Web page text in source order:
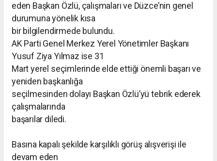
eden Başkan Özlü, çalışmaları ve Düzce’nin genel
durumuna yönelik kısa
bir bilgilendirmede bulundu.
AK Parti Genel Merkez Yerel Yönetimler Başkanı
Yusuf Ziya Yılmaz ise 31
Mart yerel seçimlerinde elde ettiği önemli başarı ve
yeniden başkanlığa
seçilmesinden dolayı Başkan Özlü’yü tebrik ederek
çalışmalarında
başarılar diledi.
Basına kapalı şekilde karşılıklı görüş alışverişi ile
devam eden